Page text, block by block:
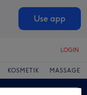
Use app
LOGIN
KOSMETIK MASSAGE